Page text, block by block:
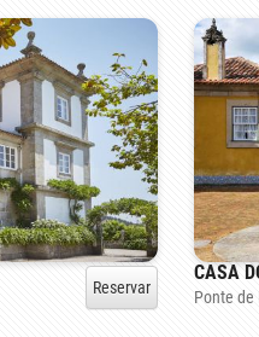
Reservar
CASA
Ponte de